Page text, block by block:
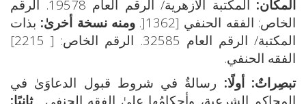
المكان:
المكتبة الأزهرية/ الرقم العام 19578. الرقم
الخاص: الفقه الحنفي [1362[.
ومنه نسخة أخرىٰ: بذات
المكتبة/ الرقم العام 32585. الرقم الخاص: [ 2215]
الفقه الحنفي.
تبصِراتٌ: أولًا: رسالةٌ في شروط قبول الدعاوَىٰ في
المحاكم الشرعية، وأحكامُها علىٰ الفقه الحنفي. ثانيًا: